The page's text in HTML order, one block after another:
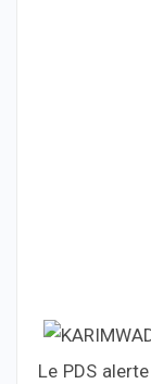
Le PDS